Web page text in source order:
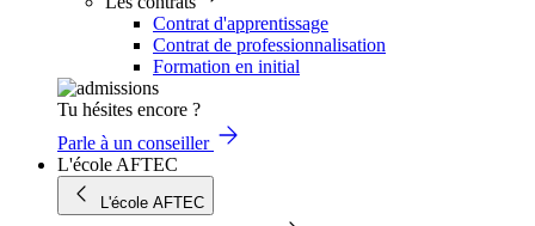
Contrat d'apprentissage
Contrat de professionnalisation
Formation en initial
Tu hésites encore ?
Parle à un conseiller
L'école AFTEC
L'école AFTEC